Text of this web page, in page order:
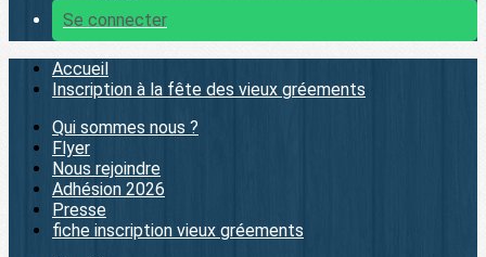
Se connecter
Accueil
Inscription à la fête des vieux gréements
Qui sommes nous ?
Flyer
Nous rejoindre
Adhésion 2026
Presse
fiche inscription vieux gréements